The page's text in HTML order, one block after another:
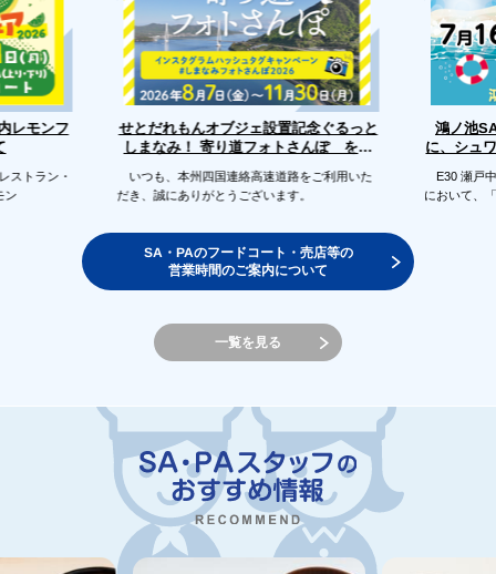
レモンフ
ストラン・
ン
せとだれもんオブジェ設置記念ぐるっと
しまなみ！ 寄り道フォトさんぽ を開
いつも、本州四国連絡高速道路をご利用いた
だき、誠にありがとうございます。
鴻ノ池
に、シュ
E30 瀬戸中
において、
SA・PAのフードコート・売店等の
営業時間のご案内について
一覧を見る